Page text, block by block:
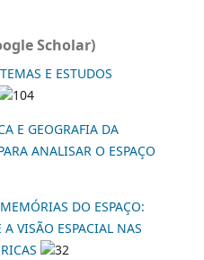
Scholar)
E ESTUDOS
104
E GEOGRAFIA DA
ANALISAR O ESPAÇO
DO ESPAÇO:
A VISÃO ESPACIAL NAS
32